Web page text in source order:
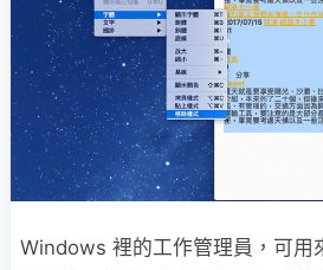
Windows 裡的工作管理員，可用